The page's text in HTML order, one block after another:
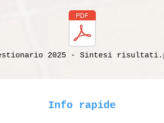
2025 - Sintesi
Info rapide